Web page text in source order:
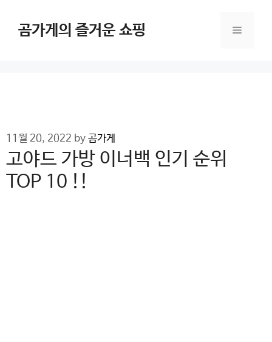
content곰가게의 즐거운 쇼핑 Menu
11월 20, 2022 by 곰가게
고야드 가방 이너백 인기 순위
TOP 10 !!